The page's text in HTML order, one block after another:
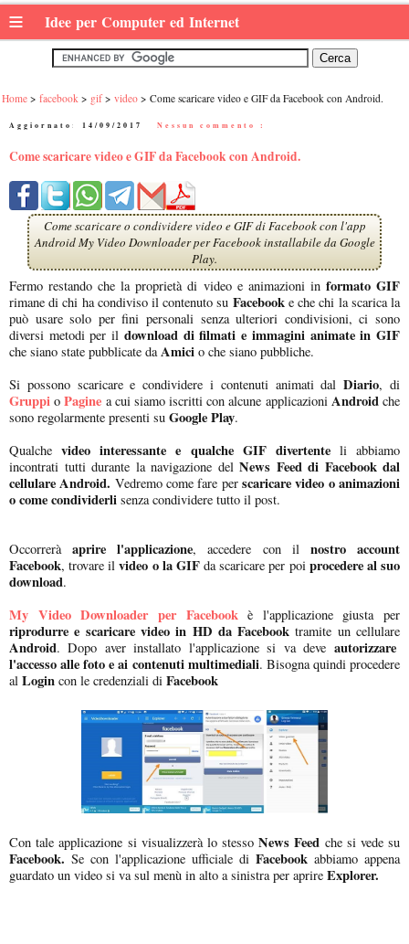
≡ Idee per Computer ed Internet
Home facebook gif video Come scaricare video e GIF da Facebook con Android.
Aggiornato: 14/09/2017 Nessun commento :
Come scaricare video e GIF da Facebook con Android.
Come scaricare o condividere video e GIF di Facebook con l'app
Android My Video Downloader per Facebook installabile da Google
Play.
Fermo restando che la proprietà di video e animazioni informato GIF
rimane di chi ha condiviso il contenuto su Facebooke che chi la scarica la
può usare solo per fini personali senza ulteriori condivisioni, ci sono
diversi metodi per il download di filmati e immagini animate in GIF
che siano state pubblicate daAmici o che siano pubbliche.
Si possono scaricare e condividere i contenuti animati dal Diario, di
Gruppi o Pagine a cui siamo iscritti con alcune applicazioniAndroidche
sono regolarmente presenti su Google Play.
Qualchevideo interessante e qualche GIF divertenteli abbiamo
incontrati tutti durante la navigazione del News Feed di Facebook dal
cellulare Android. Vedremo come fare perscaricare video o animazioni
o come condividerli senza condividere tutto il post.
Occorreràaprire l'applicazione, accedere con il nostro account
Facebook, trovare il video o la GIFda scaricare per poiprocedere al suo
download.
My Video Downloader per Facebookè l'applicazione giusta per
riprodurre e scaricare video in HD da Facebook tramite un cellulare
Android. Dopo aver installato l'applicazione si va deve autorizzare
l'accesso alle foto e ai contenuti multimediali. Bisogna quindi procedere
al Login con le credenziali di Facebook
Con tale applicazione si visualizzerà lo stesso News Feed che si vede su
Facebook. Se con l'applicazione ufficiale di Facebook abbiamo appena
guardato un video si va sul menù in alto a sinistra per aprire Explorer.